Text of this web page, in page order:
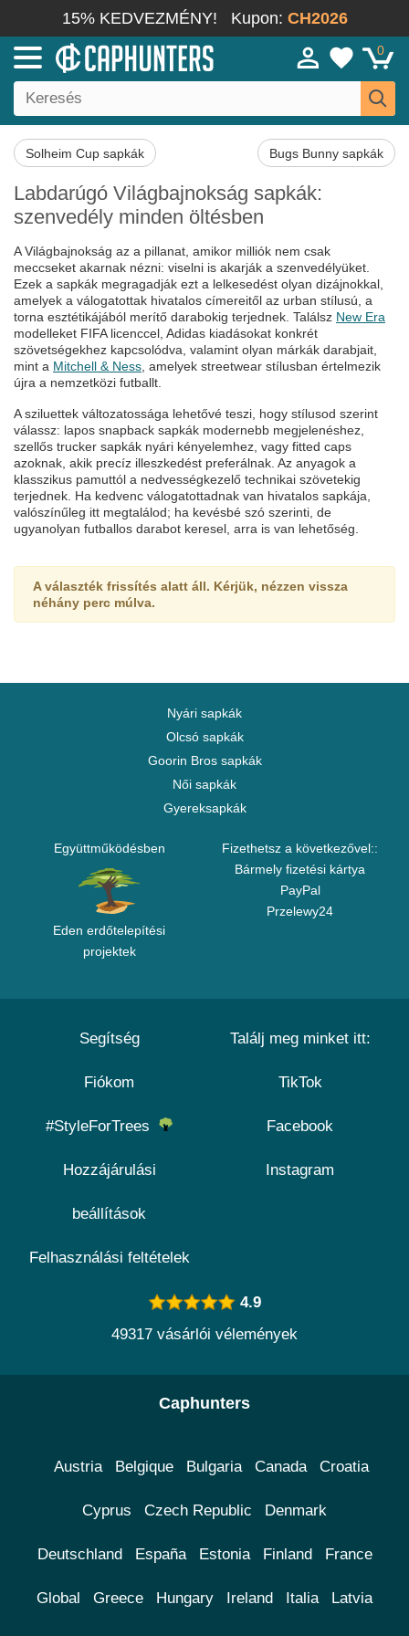
15% KEDVEZMÉNY! Kupon: CH2026
0
Solheim Cup sapkák Bugs Bunny sapkák
Labdarúgó Világbajnokság sapkák:
szenvedély minden öltésben
A Világbajnokság az a pillanat, amikor milliók nem csak
meccseket akarnak nézni: viselni is akarják a szenvedélyüket.
Ezek a sapkák megragadják ezt a lelkesedést olyan dizájnokkal,
amelyek a válogatottak hivatalos címereitől az urban stílusú, a
torna esztétikájából merítő darabokig terjednek. Találsz New Era
modelleket FIFA licenccel, Adidas kiadásokat konkrét
szövetségekhez kapcsolódva, valamint olyan márkák darabjait,
mint a Mitchell & Ness , amelyek streetwear stílusban értelmezik
újra a nemzetközi futballt.
A sziluettek változatossága lehetővé teszi, hogy stílusod szerint
válassz: lapos snapback sapkák modernebb megjelenéshez,
szellős trucker sapkák nyári kényelemhez, vagy fitted caps
azoknak, akik precíz illeszkedést preferálnak. Az anyagok a
klasszikus pamuttól a nedvességkezelő technikai szövetekig
terjednek. Ha kedvenc válogatottadnak van hivatalos sapkája,
valószínűleg itt megtalálod; ha kevésbé szó szerinti, de
ugyanolyan futballos darabot keresel, arra is van lehetőség.
A választék frissítés alatt áll. Kérjük, nézzen vissza
néhány perc múlva.
Nyári sapkák
Olcsó sapkák
Goorin Bros sapkák
Női sapkák
Gyereksapkák
Együttműködésben
Eden erdőtelepítési
projektek
Fizethetsz a következővel::
Bármely fizetési kártya
PayPal
Przelewy24
Segítség
Fiókom
#StyleForTrees
Hozzájárulási
beállítások
Felhasználási feltételek
Találj meg minket itt:
TikTok
Facebook
Instagram
4.9
49317 vásárlói vélemények
Caphunters
Austria Belgique Bulgaria Canada Croatia
Cyprus Czech Republic Denmark
Deutschland España Estonia Finland France
Global Greece Hungary Ireland Italia Latvia